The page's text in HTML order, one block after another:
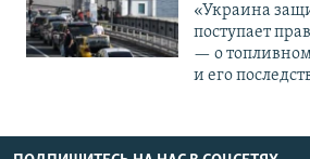
«Украина
поступает
— о
и его